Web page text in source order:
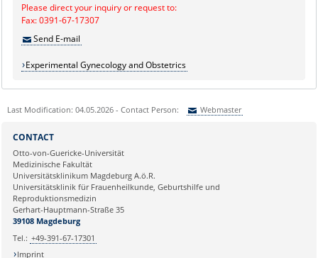
Please direct your inquiry or request to:
Fax: 0391-67-17307
Send E-mail
Experimental Gynecology and Obstetrics
Last Modification: 04.05.2026 - Contact Person: Webmaster
Ihre E-Mailadresse:
Ihr Anliegen:
CONTACT
Otto-von-Guericke-Universität
Medizinische Fakultät
Universitätsklinikum Magdeburg A.ö.R.
Universitätsklinik für Frauenheilkunde, Geburtshilfe und
Reproduktionsmedizin
Gerhart-Hauptmann-Straße 35
39108 Magdeburg
Tel.: +49-391-67-17301
Imprint